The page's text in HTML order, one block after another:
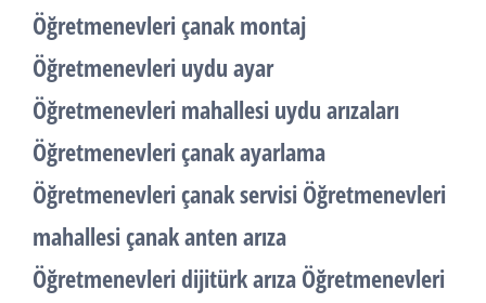
Öğretmenevleri çanak montaj
Öğretmenevleri uydu ayar
Öğretmenevleri mahallesi uydu arızaları
Öğretmenevleri çanak ayarlama
Öğretmenevleri çanak servisi Öğretmenevleri
mahallesi çanak anten arıza
Öğretmenevleri dijitürk arıza Öğretmenevleri